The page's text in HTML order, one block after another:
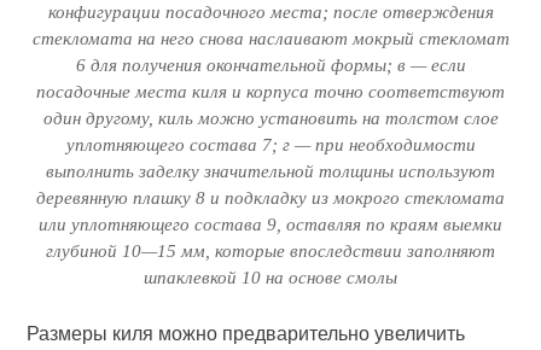
конфигурации посадочного места; после отверждения
стекломата на него снова наслаивают мокрый стекломат
6 для получения окончательной формы; в — если
посадочные места киля и корпуса точно соответствуют
один другому, киль можно установить на толстом слое
уплотняющего состава 7; г — при необходимости
выполнить заделку значительной толщины используют
деревянную плашку 8 и подкладку из мокрого стекломата
или уплотняющего состава 9, оставляя по краям выемки
глубиной 10—15 мм, которые впоследствии заполняют
шпаклевкой 10 на основе смолы
Размеры киля можно предварительно увеличить